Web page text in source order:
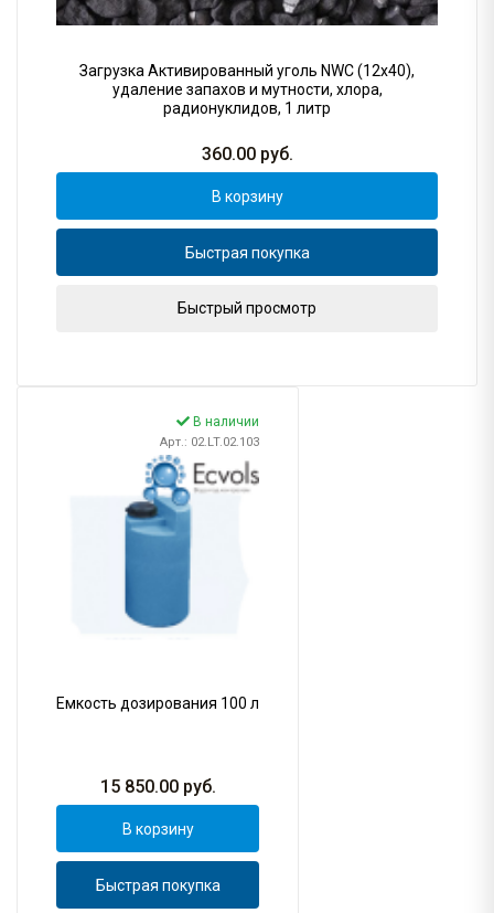
Загрузка Активированный уголь NWC (12x40),
удаление запахов и мутности, хлора,
радионуклидов, 1 литр
360.00руб.
В корзину
Быстрая покупка
Быстрый просмотр
В наличии
Арт.: 02.LT.02.103
Емкость дозирования 100 л
15 850.00руб.
В корзину
Быстрая покупка